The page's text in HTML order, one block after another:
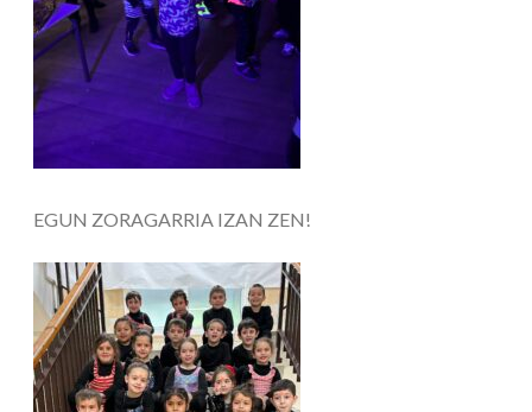
EGUN ZORAGARRIA IZAN ZEN!